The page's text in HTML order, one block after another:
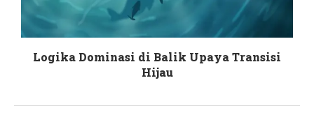
Logika Dominasi di Balik Upaya Transisi
Hijau